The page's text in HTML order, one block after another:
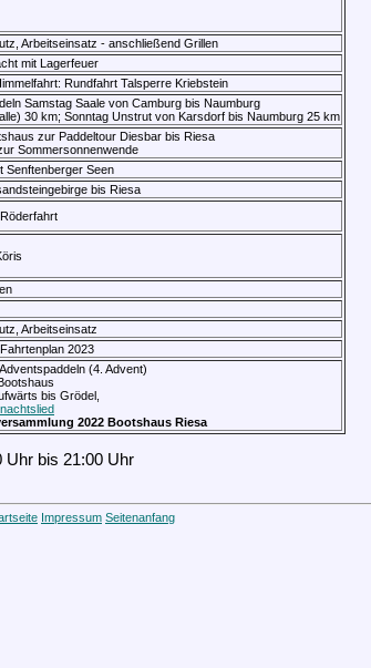
Arbeitseinsatz - anschließend Grillen
mit Lagerfeuer
Rundfahrt Talsperre Kriebstein
Samstag Saale von Camburg bis Naumburg
30 km; Sonntag Unstrut von Karsdorf bis Naumburg 25 km
zur Paddeltour Diesbar bis Riesa
Sommersonnenwende
Senftenberger Seen
bis Riesa
Arbeitseinsatz
2023
(4. Advent)
bis Grödel,
2022 Bootshaus Riesa
Uhr bis 21:00 Uhr
Impressum Seitenanfang